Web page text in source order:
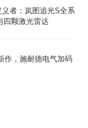
义者：岚图追光S全系
四颗激光雷达
作，施耐德电气加码